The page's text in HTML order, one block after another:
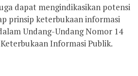
dapat mengindikasikan potensi
prinsip keterbukaan informasi
Undang-Undang Nomor 14
Informasi Publik.